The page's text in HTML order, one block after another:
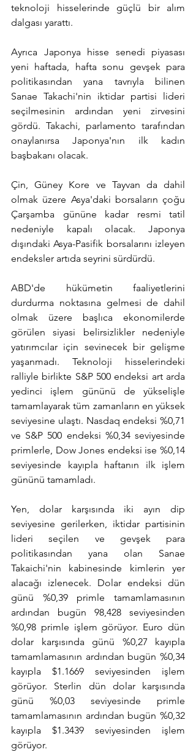
teknoloji hisselerinde güçlü bir alım
dalgası yarattı.
Ayrıca Japonya hisse senedi piyasası
yeni haftada, hafta sonu gevşek para
politikasından yana tavrıyla bilinen
Sanae Takachi'nin iktidar partisi lideri
seçilmesinin ardından yeni zirvesini
gördü. Takachi, parlamento tarafından
onaylanırsa Japonya'nın ilk kadın
başbakanı olacak.
Çin, Güney Kore ve Tayvan da dahil
olmak üzere Asya'daki borsaların çoğu
Çarşamba gününe kadar resmi tatil
nedeniyle kapalı olacak. Japonya
dışındaki Asya-Pasifik borsalarını izleyen
endeksler artıda seyrini sürdürdü.
ABD'de hükümetin faaliyetlerini
durdurma noktasına gelmesi de dahil
olmak üzere başlıca ekonomilerde
görülen siyasi belirsizlikler nedeniyle
yatırımcılar için sevinecek bir gelişme
yaşanmadı. Teknoloji hisselerindeki
ralliyle birlikte S&P 500 endeksi art arda
yedinci işlem gününü de yükselişle
tamamlayarak tüm zamanların en yüksek
seviyesine ulaştı. Nasdaq endeksi %0,71
ve S&P 500 endeksi %0,34 seviyesinde
primlerle, Dow Jones endeksi ise %0,14
seviyesinde kayıpla haftanın ilk işlem
gününü tamamladı.
Yen, dolar karşısında iki ayın dip
seviyesine gerilerken, iktidar partisinin
lideri seçilen ve gevşek para
politikasından yana olan Sanae
Takaichi'nin kabinesinde kimlerin yer
alacağı izlenecek. Dolar endeksi dün
günü %0,39 primle tamamlamasının
ardından bugün 98,428 seviyesinden
%0,98 primle işlem görüyor. Euro dün
dolar karşısında günü %0,27 kayıpla
tamamlamasının ardından bugün %0,34
kayıpla $1.1669 seviyesinden işlem
görüyor. Sterlin dün dolar karşısında
günü %0,03 seviyesinde primle
tamamlamasının ardından bugün %0,32
kayıpla $1.3439 seviyesinden işlem
görüyor.